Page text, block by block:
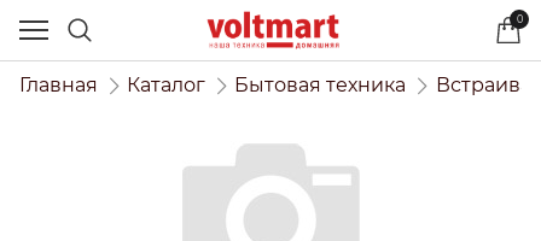
0
Главная Каталог Бытовая техника